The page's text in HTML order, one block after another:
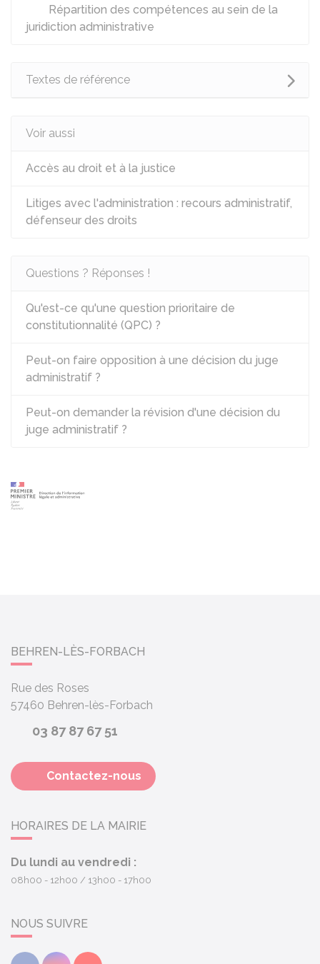
Répartition des compétences au sein de la
juridiction administrative
Textes de référence
Voir aussi
Accès au droit et à la justice
Litiges avec l'administration : recours administratif,
défenseur des droits
Questions ? Réponses !
Qu'est-ce qu'une question prioritaire de
constitutionnalité (QPC) ?
Peut-on faire opposition à une décision du juge
administratif ?
Peut-on demander la révision d'une décision du
juge administratif ?
BEHREN-LÈS-FORBACH
Rue des Roses
57460 Behren-lès-Forbach
03 87 87 67 51
Contactez-nous
HORAIRES DE LA MAIRIE
Du lundi au vendredi :
08h00 - 12h00 13h00 - 17h00
NOUS SUIVRE